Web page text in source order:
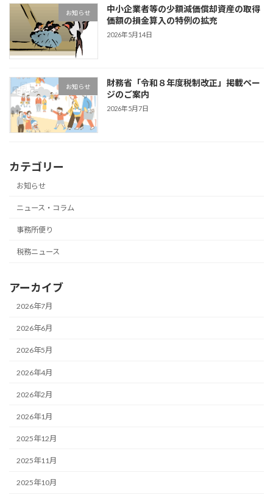
お知らせ
中小企業者等の少額減価償却資産の取得
価額の損金算入の特例の拡充
2026年5月14日
お知らせ
財務省「令和８年度税制改正」掲載ペー
ジのご案内
2026年5月7日
カテゴリー
お知らせ
ニュース・コラム
事務所便り
税務ニュース
アーカイブ
2026年7月
2026年6月
2026年5月
2026年4月
2026年2月
2026年1月
2025年12月
2025年11月
2025年10月